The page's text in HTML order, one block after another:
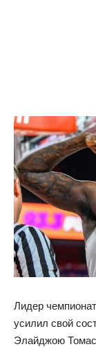
Лидер
усилил свой
Элайджою